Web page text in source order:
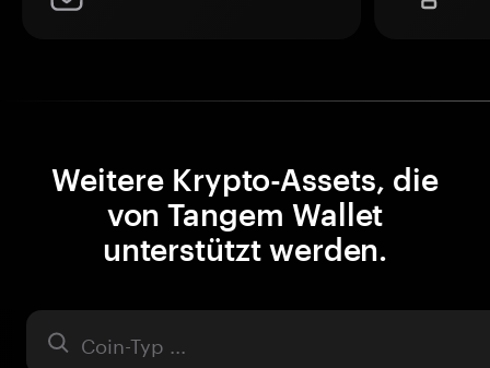
Weitere Krypto-Assets, die
von Tangem Wallet
unterstützt werden.
Asset